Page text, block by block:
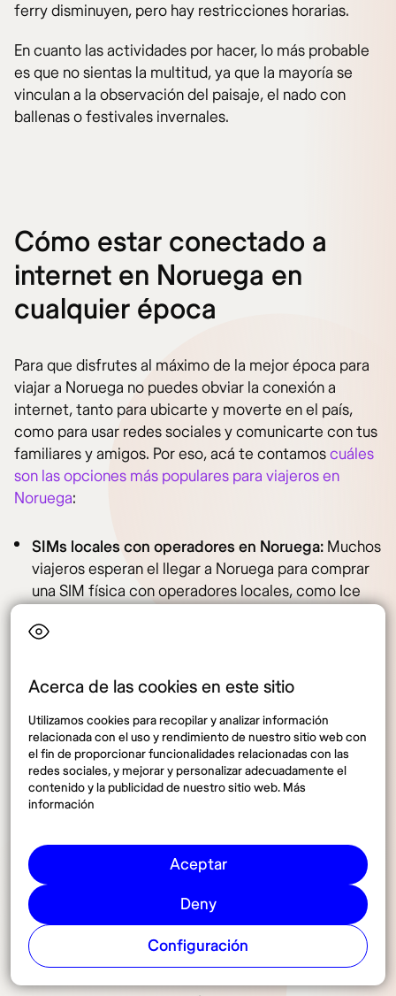
Acerca de las cookies en este sitio
Utilizamos cookies para recopilar y analizar información
relacionada con el uso y rendimiento de nuestro sitio web con
el fin de proporcionar funcionalidades relacionadas con las
redes sociales, y mejorar y personalizar adecuadamente el
contenido y la publicidad de nuestro sitio web. Más
información
Aceptar
Deny
Configuración
ferry disminuyen, pero hay restricciones horarias.
En cuanto las actividades por hacer, lo más probable
es que no sientas la multitud, ya que la mayoría se
vinculan a la observación del paisaje, el nado con
ballenas o festivales invernales.
Cómo estar conectado a
internet en Noruega en
cualquier época
Para que disfrutes al máximo de la mejor época para
viajar a Noruega no puedes obviar la conexión a
internet, tanto para ubicarte y moverte en el país,
como para usar redes sociales y comunicarte con tus
familiares y amigos. Por eso, acá te contamoscuáles
son las opciones más populares para viajeros en
Noruega:
SIMs locales con operadores en Noruega: Muchos
viajeros esperan el llegar a Noruega para comprar
una SIM física con operadores locales, como Ice
encontrarás planes prepago de diferentes
turistas.
de Holafly es la opción más adecuada. No solo
tendrás datos ilimitados, sino también la
tranquilidad de no tener que activarla
manualmente. La conexión es constante en toda
WiFi portatil en Noruega:Esta es una buena opción
para viajeros que necesitan conectarse desde
diferentes dispositivos. Para acceder a él deberás
adquirir un dispositivo especial con empresas
como Pocket WiFi. Las tarifas semanales suelen